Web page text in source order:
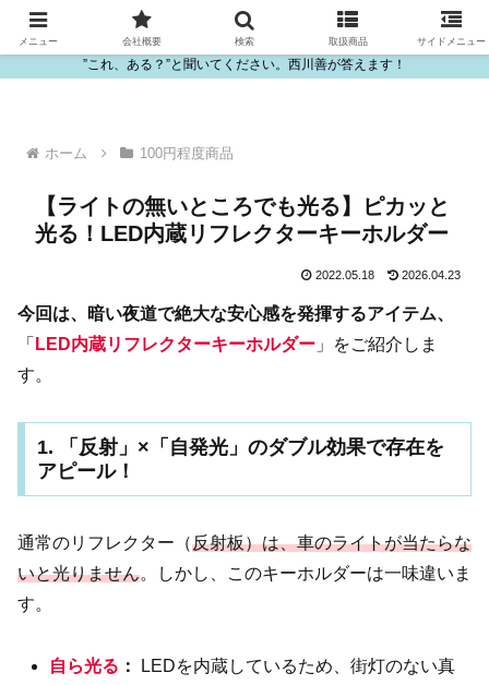
ビニール・プラスチック製品の卸販売は西川善
”これ、ある？”と聞いてください。西川善が答えます！
ホーム 100円程度商品
【ライトの無いところでも光る】ピカッと
光る！LED内蔵リフレクターキーホルダー
2022.05.18 2026.04.23
今回は、暗い夜道で絶大な安心感を発揮するアイテム、
「 LED内蔵リフレクターキーホルダー 」をご紹介しま
す。
1. 「反射」×「自発光」のダブル効果で存在を
アピール！
通常のリフレクター（反射板）は、車のライトが当たらな
いと光りません。しかし、このキーホルダーは一味違いま
す。
自ら光る ：
LEDを内蔵しているため、街灯のない真
メニュー 会社概要 検索 取扱商品 サイドメニュー